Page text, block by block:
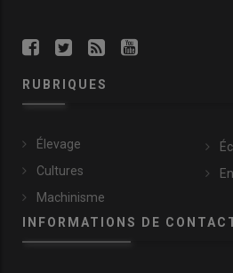
RUBRIQUES
Élevage
Cultures
Machinisme
INFORMATIONS DE